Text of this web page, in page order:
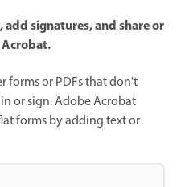
signatures, and share or
forms or PDFs that don't
or sign. Adobe Acrobat
forms by adding text or